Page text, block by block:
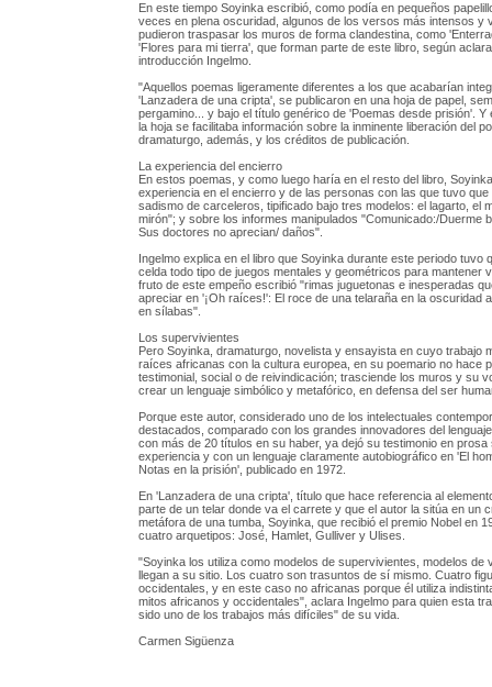
En este tiempo Soyinka escribió, como podía en pequeños
veces en plena oscuridad, algunos de los versos más intensos y
pudieron traspasar los muros de forma clandestina, como
'Flores para mi tierra', que forman parte de este libro, según
introducción Ingelmo.
"Aquellos poemas ligeramente diferentes a los que acabarían
'Lanzadera de una cripta', se publicaron en una hoja de papel,
pergamino... y bajo el título genérico de 'Poemas desde prisión'. Y
la hoja se facilitaba información sobre la inminente liberación del
dramaturgo, además, y los créditos de publicación.
La experiencia del encierro
En estos poemas, y como luego haría en el resto del libro,
experiencia en el encierro y de las personas con las que tuvo que
sadismo de carceleros, tipificado bajo tres modelos: el lagarto, el
mirón"; y sobre los informes manipulados "Comunicado:/Duerme
Sus doctores no aprecian/ daños".
Ingelmo explica en el libro que Soyinka durante este periodo tuvo
celda todo tipo de juegos mentales y geométricos para mantener
fruto de este empeño escribió "rimas juguetonas e inesperadas
apreciar en '¡Oh raíces!': El roce de una telaraña en la oscuridad
en sílabas".
Los supervivientes
Pero Soyinka, dramaturgo, novelista y ensayista en cuyo trabajo
raíces africanas con la cultura europea, en su poemario no hace
testimonial, social o de reivindicación; trasciende los muros y su
crear un lenguaje simbólico y metafórico, en defensa del ser
Porque este autor, considerado uno de los intelectuales
destacados, comparado con los grandes innovadores del
con más de 20 títulos en su haber, ya dejó su testimonio en prosa
experiencia y con un lenguaje claramente autobiográfico en 'El
Notas en la prisión', publicado en 1972.
En 'Lanzadera de una cripta', título que hace referencia al
parte de un telar donde va el carrete y que el autor la sitúa en un
metáfora de una tumba, Soyinka, que recibió el premio Nobel en
cuatro arquetipos: José, Hamlet, Gulliver y Ulises.
"Soyinka los utiliza como modelos de supervivientes, modelos de
llegan a su sitio. Los cuatro son trasuntos de sí mismo. Cuatro
occidentales, y en este caso no africanas porque él utiliza
mitos africanos y occidentales", aclara Ingelmo para quien esta
sido uno de los trabajos más difíciles" de su vida.
Carmen Sigüenza